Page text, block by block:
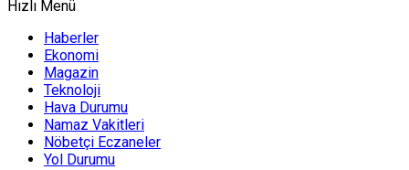
Hızlı Menü
Haberler
Ekonomi
Magazin
Teknoloji
Hava Durumu
Namaz Vakitleri
Nöbetçi Eczaneler
Yol Durumu